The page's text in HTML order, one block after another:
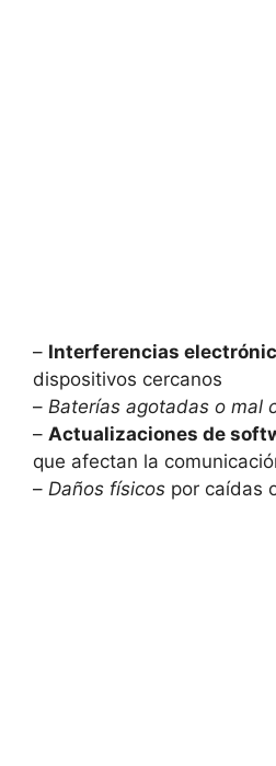
– Interferencias
dispositivos cercanos
– Baterías agotadas o mal
– Actualizaciones de
que afectan la
– Daños físicos por caídas